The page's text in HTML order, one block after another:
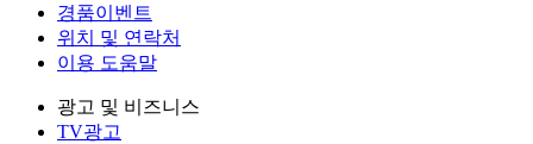
경품이벤트
위치 및 연락처
이용 도움말
광고 및 비즈니스
TV광고